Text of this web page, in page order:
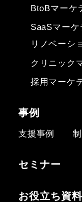
BtoBマーケ
SaaSマー
リノベーシ
クリニック
採用マーケ
事例
支援事例
セミナー
お役立ち資料